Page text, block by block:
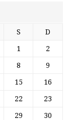
S D
1 2
8 9
15 16
22 23
29 30